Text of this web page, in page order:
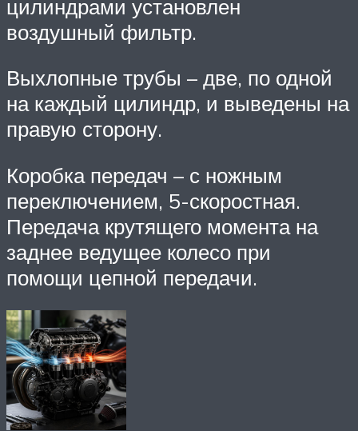
цилиндрами установлен
воздушный фильтр.
Выхлопные трубы – две, по одной
на каждый цилиндр, и выведены на
правую сторону.
Коробка передач – с ножным
переключением, 5-скоростная.
Передача крутящего момента на
заднее ведущее колесо при
помощи цепной передачи.